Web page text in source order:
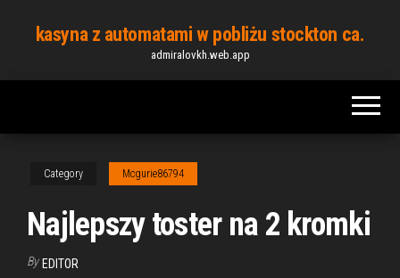
content
kasyna z automatami w pobliżu stockton ca.
admiralovkh.web.app
Category Mcgurie86794
Najlepszy toster na 2 kromki
By EDITOR